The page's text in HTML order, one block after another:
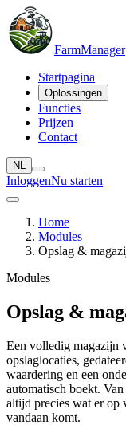
FarmManager
Startpagina
Oplossingen
Functies
Prijzen
Contact
NL
InloggenNu starten
Home
Modules
Opslag &
Modules
Opslag &
Een volledig magazijn
opslaglocaties,
waardering en een
automatisch boekt.
altijd precies wat er op
vandaan komt.